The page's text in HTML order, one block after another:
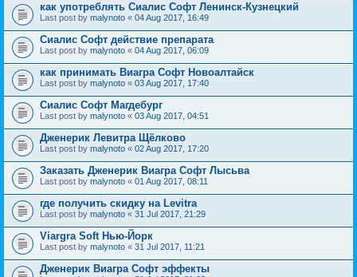
как употреблять Сиалис Софт Ленинск-Кузнецкий
Last post by malynoto « 04 Aug 2017, 16:49
Сиалис Софт действие препарата
Last post by malynoto « 04 Aug 2017, 06:09
как принимать Виагра Софт Новоалтайск
Last post by malynoto « 03 Aug 2017, 17:40
Сиалис Софт Магдебург
Last post by malynoto « 03 Aug 2017, 04:51
Дженерик Левитра Щёлково
Last post by malynoto « 02 Aug 2017, 17:20
Заказать Дженерик Виагра Софт Лысьва
Last post by malynoto « 01 Aug 2017, 08:11
где получить скидку на Levitra
Last post by malynoto « 31 Jul 2017, 21:29
Viargra Soft Нью-Йорк
Last post by malynoto « 31 Jul 2017, 11:21
Дженерик Виагра Софт эффекты